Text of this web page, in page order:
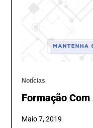
Notícias
Formação
Maio 7, 2019